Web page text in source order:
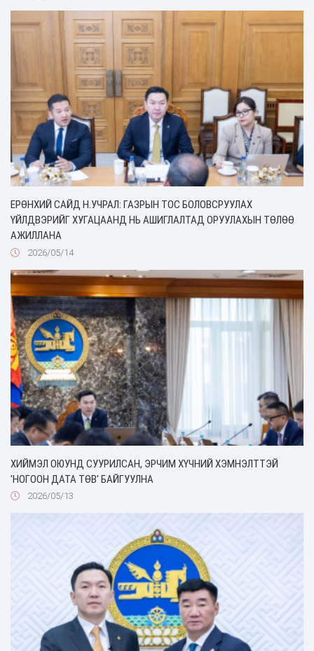
ЕРӨНХИЙ САЙД Н.УЧРАЛ: ГАЗРЫН ТОС БОЛОВСРУУЛАХ
ҮЙЛДВЭРИЙГ ХУГАЦААНД НЬ АШИГЛАЛТАД ОРУУЛАХЫН ТӨЛӨӨ
АЖИЛЛАНА
2026/05/14
ХИЙМЭЛ ОЮУНД СУУРИЛСАН, ЭРЧИМ ХҮЧНИЙ ХЭМНЭЛТТЭЙ
'НОГООН ДАТА ТӨВ' БАЙГУУЛНА
2026/05/13